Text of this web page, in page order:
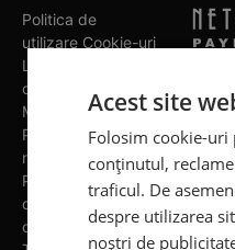
Politica de
utilizare Cookie-uri
Livrarea
comenzilor
Modalități de plată
Politica de
returnare
Prelucrarea
datelor cu
caracter personal
Acest site
Folosim cookie-uri
conținutul,
traficul. De
despre utilizarea
noștri de